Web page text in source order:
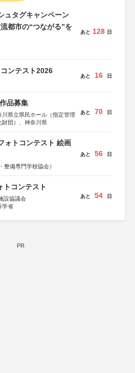
ュタグキャンペーン
都市の“つながる”を
あと 128 日
ンテスト2026
あと 16 日
品募集
県立県民ホール（指定管理
財団）、神奈川県
あと 70 日
ォトコンテスト 絵画
整備専門学校協会）
あと 56 日
トコンテスト
設協議会
学省
あと 54 日
PR